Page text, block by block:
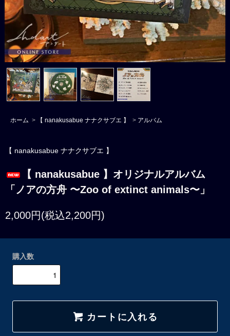
ホーム > 【 nanakusabue ナナクサブエ 】 > アルバム
【 nanakusabue ナナクサブエ 】
【 nanakusabue 】オリジナルアルバム
「ノアの方舟 〜Zoo of extinct animals〜」
2,000円(税込2,200円)
購入数
カートに入れる